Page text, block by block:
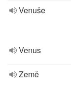
Venuše
Venus
Země